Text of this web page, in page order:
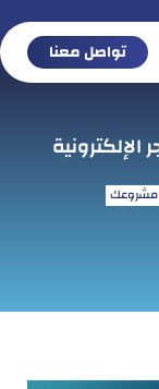
تواصل معنا
مشروعك